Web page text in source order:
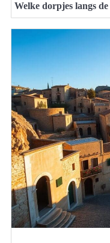
Welke dorpjes langs